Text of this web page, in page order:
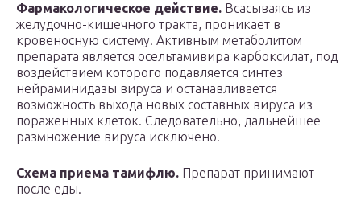
Фармакологическое действие. Всасываясь из
желудочно-кишечного тракта, проникает в
кровеносную систему. Активным метаболитом
препарата является осельтамивира карбоксилат, под
воздействием которого подавляется синтез
нейраминидазы вируса и останавливается
возможность выхода новых составных вируса из
пораженных клеток. Следовательно, дальнейшее
размножение вируса исключено.
Схема приема тамифлю. Препарат принимают
после еды.